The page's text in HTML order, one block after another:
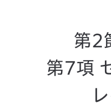
第2
第7項